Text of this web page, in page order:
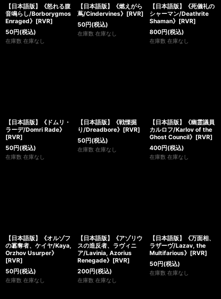
【日本語版】《怒れる腹
音鳴らし/Borborygmos
Enraged》[RVR]
50円(税込)
在庫数 在庫なし
【日本語版】《燃えがら
蔦/Cindervines》[RVR]
50円(税込)
在庫数 在庫なし
【日本語版】《死儀礼の
シャーマン/Deathrite
Shaman》[RVR]
800円(税込)
在庫数 在庫なし
【日本語版】《ドムリ・
ラーデ/Domri Rade》
[RVR]
50円(税込)
在庫数 在庫なし
【日本語版】《戦慄掘
り/Dreadbore》[RVR]
50円(税込)
在庫数 在庫なし
【日本語版】《幽霊議員
カルロフ/Karlov of the
Ghost Council》[RVR]
400円(税込)
在庫数 在庫なし
【日本語版】《オルゾフ
の簒奪者、ケイヤ/Kaya,
Orzhov Usurper》
[RVR]
50円(税込)
在庫数 在庫なし
【日本語版】《アゾリウ
スの造反者、ラヴィニ
ア/Lavinia, Azorius
Renegade》[RVR]
200円(税込)
在庫数 在庫なし
【日本語版】《万面相、
ラザーヴ/Lazav, the
Multifarious》[RVR]
50円(税込)
在庫数 在庫なし